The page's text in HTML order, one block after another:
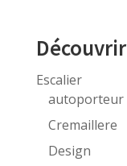
Découvrir
Escalier
autoporteur
Cremaillere
Design